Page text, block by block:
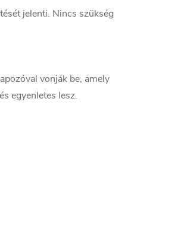
jelenti. Nincs szükség
vonják be, amely
egyenletes lesz.